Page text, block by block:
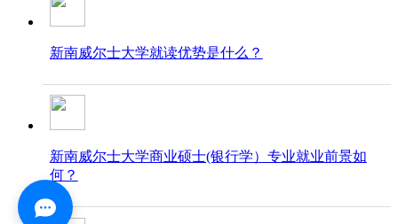
新南威尔士大学就读优势是什么？
新南威尔士大学商业硕士(银行学）专业就业前景如
何？